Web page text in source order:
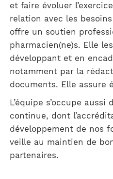
et faire évoluer
relation avec les
offre un soutien
pharmacien(ne)s. Elle
développant et en
notamment par la
documents. Elle assure
L’équipe s’occupe
continue, dont
développement de nos
veille au maintien de
partenaires.